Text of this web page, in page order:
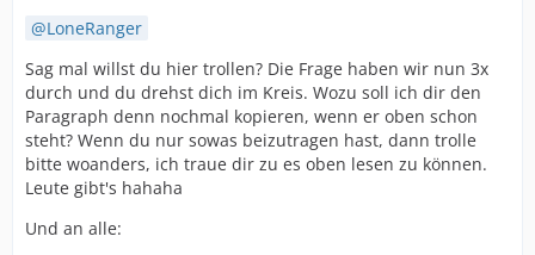
LoneRanger
Sag mal willst du hier trollen? Die Frage haben wir nun 3x
durch und du drehst dich im Kreis. Wozu soll ich dir den
Paragraph denn nochmal kopieren, wenn er oben schon
steht? Wenn du nur sowas beizutragen hast, dann trolle
bitte woanders, ich traue dir zu es oben lesen zu können.
Leute gibt's hahaha
Und an alle: